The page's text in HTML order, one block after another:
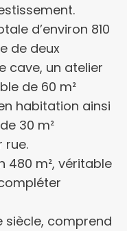
d’environ 810
de deux
cave, un atelier
de 60 m²
habitation ainsi
30 m²
rue.
480 m², véritable
siècle, comprend